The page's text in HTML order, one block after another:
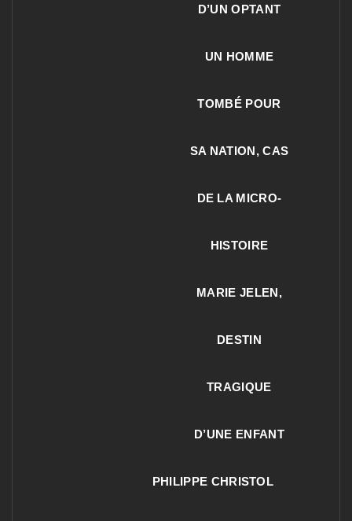
D’UN OPTANT
UN HOMME
TOMBÉ POUR
SA NATION, CAS
DE LA MICRO-
HISTOIRE
MARIE JELEN,
DESTIN
TRAGIQUE
D’UNE ENFANT
PHILIPPE CHRISTOL